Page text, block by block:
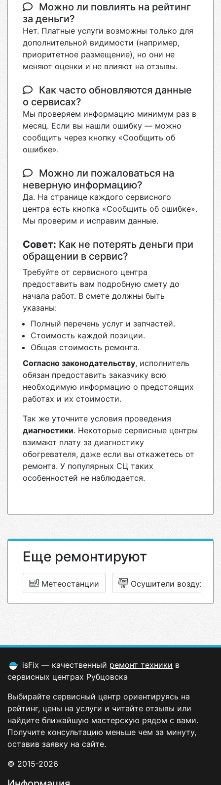
Можно ли повлиять на рейтинг
за деньги?
Нет. Платные услуги возможны только для
дополнительной видимости (например,
приоритетное размещение), но они не
меняют оценки и не влияют на отзывы.
Как часто обновляются данные
о сервисах?
Мы проверяем информацию минимум раз в
месяц. Если вы нашли ошибку — можно
сообщить через кнопку «Сообщить об
ошибке».
Можно ли пожаловаться на
неверную информацию?
Да. На странице каждого сервисного
центра есть кнопка «Сообщить об ошибке».
Мы проверим и исправим данные.
Совет: Как не потерять деньги при
обращении в сервис?
Требуйте от сервисного центра
предоставить вам подробную смету до
начала работ. В смете должны быть
указаны:
Полный перечень услуг и запчастей.
Стоимость каждой позиции.
Общая стоимость ремонта.
Согласно законодательству, исполнитель
обязан предоставить заказчику всю
необходимую информацию о предстоящих
работах и их стоимости.
Так же уточните условия проведения
диагностики. Некоторые сервисные центры
взимают плату за диагностику
обогревателя, даже если вы откажетесь от
ремонта. У популярных СЦ таких
особенностей не наблюдается.
Еще ремонтируют
Метеостанции Осушители воздуха
isFix — качественный ремонт техники в
сервисных центрах Рубцовска
Выбирайте сервисный центр ориентируясь на
рейтинг, цены на услуги и читайте отзывы или
найдите ближайшую мастерскую рядом с вами.
Получите консультацию меньше чем за минуту,
оставив заявку на сайте.
© 2015-2026